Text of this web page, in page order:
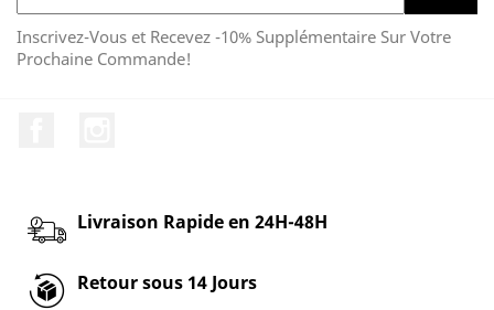
Inscrivez-Vous et Recevez -10% Supplémentaire Sur Votre
Prochaine Commande!
Livraison Rapide en 24H-48H
Retour sous 14 Jours